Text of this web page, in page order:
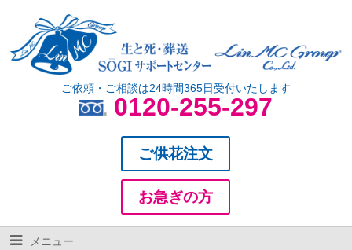
ご依頼・ご相談は24時間365日受付いたします
0120-255-297
ご供花注文
お急ぎの方
メニュー